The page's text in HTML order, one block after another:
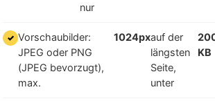
nur
Vorschaubilder:
JPEG oder PNG
(JPEG bevorzugt),
max.
1024pxauf der
längsten
Seite,
unter
KB